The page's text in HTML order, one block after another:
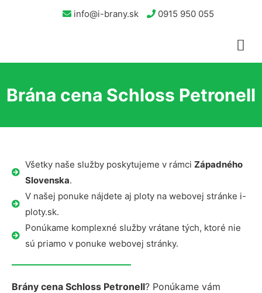
info@i-brany.sk 0915 950 055
Brána cena Schloss Petronell
Všetky naše služby poskytujeme v rámci Západného
Slovenska.
V našej ponuke nájdete aj ploty na webovej stránke i-
ploty.sk.
Ponúkame komplexné služby vrátane tých, ktoré nie
sú priamo v ponuke webovej stránky.
Brány cena Schloss Petronell? Ponúkame vám